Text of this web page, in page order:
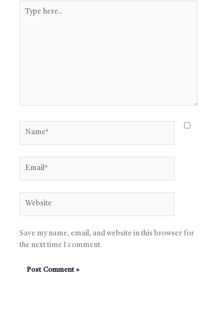
here..
Save my name, email, and website in this browser for
the next time I comment.